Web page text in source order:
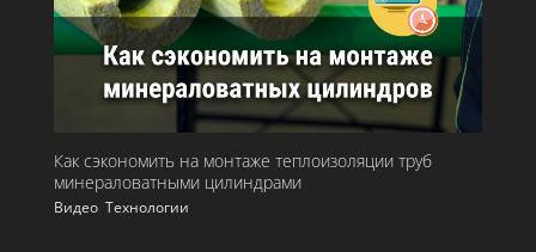
Как сэкономить на монтаже теплоизоляции труб
минераловатными цилиндрами
Видео Технологии